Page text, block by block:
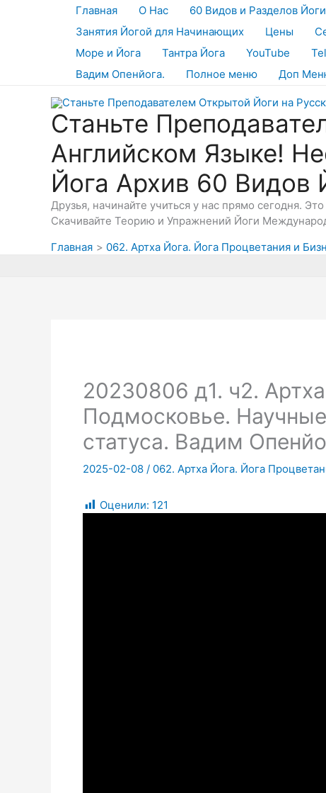
Главная О Нас 60 Видов и Разделов Йоги
Занятия Йогой для Начинающих
Цены
Море и Йога
Тантра Йога YouTube
Вадим Опенйога.
Полное меню Доп
Станьте
Английском Языке!
Йога Архив 60 Видов
Друзья, начинайте учиться у нас прямо сегодня.
Скачивайте Теорию и Упражнений Йоги
Главная
062. Артха Йога. Йога Процветания и
20230806 д1. ч2.
Подмосковье.
статуса. Вадим
2025-02-08 / 062. Артха Йога. Йога
Оценили: 121